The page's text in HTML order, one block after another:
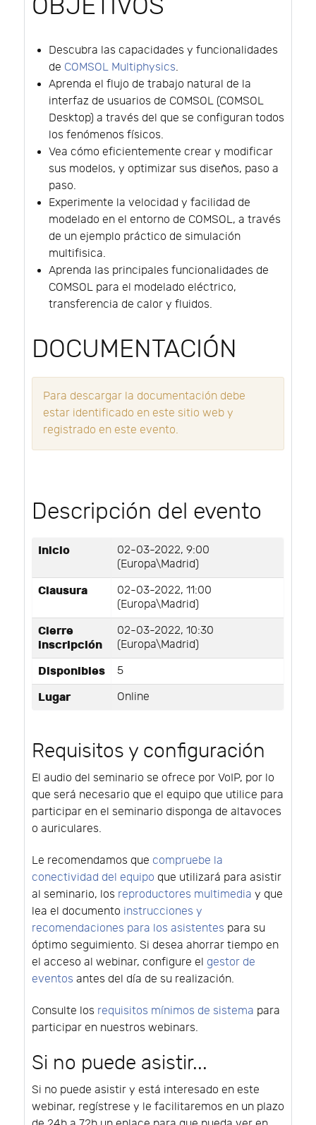
OBJETIVOS
Descubra las capacidades y funcionalidades
de COMSOL Multiphysics.
Aprenda el flujo de trabajo natural de la
interfaz de usuarios de COMSOL (COMSOL
Desktop) a través del que se configuran todos
los fenómenos físicos.
Vea cómo eficientemente crear y modificar
sus modelos, y optimizar sus diseños, paso a
paso.
Experimente la velocidad y facilidad de
modelado en el entorno de COMSOL, a través
de un ejemplo práctico de simulación
multifisica.
Aprenda las principales funcionalidades de
COMSOL para el modelado eléctrico,
transferencia de calor y fluidos.
DOCUMENTACIÓN
Para descargar la documentación debe
estar identificado en este sitio web y
registrado en este evento.
Descripción del evento
Inicio
02-03-2022, 9:00
(Europa\Madrid)
Clausura
02-03-2022, 11:00
(Europa\Madrid)
Cierre
inscripción
02-03-2022, 10:30
(Europa\Madrid)
Disponibles 5
Lugar Online
Requisitos y configuración
El audio del seminario se ofrece por VoIP, por lo
que será necesario que el equipo que utilice para
participar en el seminario disponga de altavoces
o auriculares.
Le recomendamos que compruebe la
conectividad del equipo que utilizará para asistir
al seminario, los reproductores multimedia y que
lea el documento instrucciones y
recomendaciones para los asistentes para su
óptimo seguimiento. Si desea ahorrar tiempo en
el acceso al webinar, configure el gestor de
eventos antes del día de su realización.
Consulte los requisitos mínimos de sistema para
participar en nuestros webinars.
Si no puede asistir...
Si no puede asistir y está interesado en este
webinar, regístrese y le facilitaremos en un plazo